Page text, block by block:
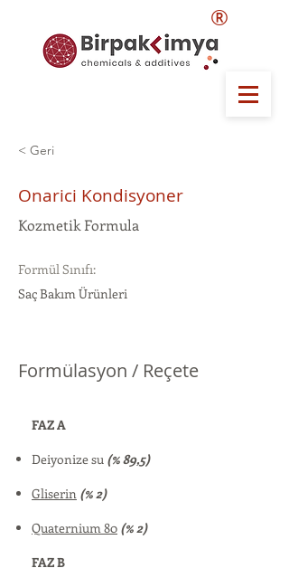
®
< Geri
Onarici Kondisyoner
Kozmetik Formula
Formül Sınıfı:
Saç Bakım Ürünleri
Formülasyon / Reçete
FAZ A
Deiyonize su (% 89,5)
Gliserin (% 2)
Quaternium 80 (% 2)
FAZ B